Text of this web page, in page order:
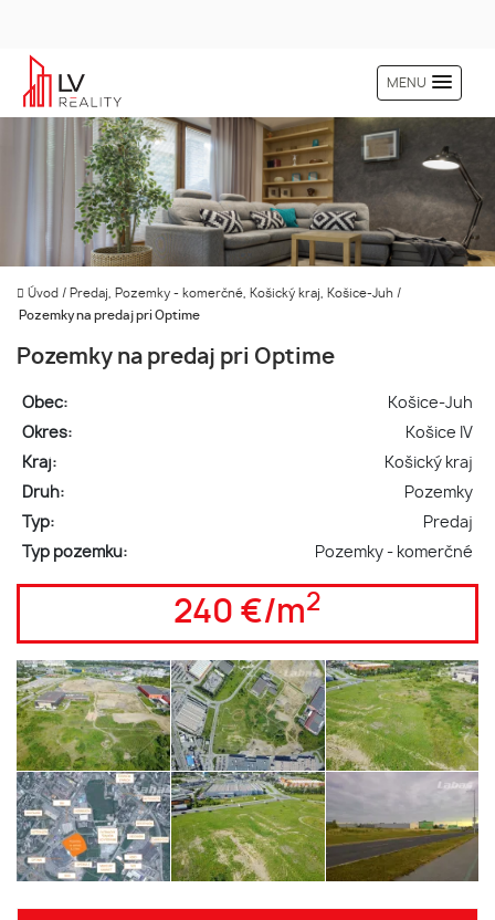
MENU
Úvod / Predaj, Pozemky - komerčné, Košický kraj, Košice-Juh /
Pozemky na predaj pri Optime
Pozemky na predaj pri Optime
Obec:
Košice-Juh
Okres:
Košice IV
Kraj:
Košický kraj
Druh:
Pozemky
Typ:
Predaj
Typ pozemku:
Pozemky - komerčné
240 €/m2